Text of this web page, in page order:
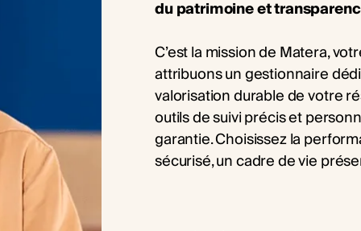
du patrimoine et
C’est la mission de Matera,
attribuons un gestionnaire
valorisation durable de votre
outils de suivi précis et
garantie. Choisissez la
sécurisé, un cadre de vie